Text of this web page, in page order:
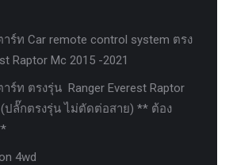
ร์ท Car remote control system ตรง
Raptor Mc 2015 -2021
ร์ท ตรงรุ่น Ranger Everest Raptor
ปลั๊กตรงรุ่น ไม่ตัดต่อสาย) ** ต้อง
4wd